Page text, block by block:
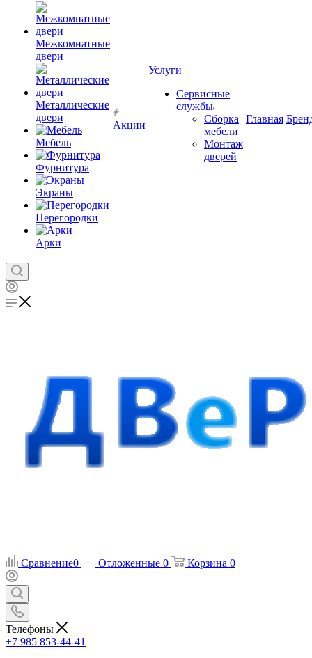
Межкомнатные
двери
Металлические
двери
Мебель
Фурнитура
Экраны
Перегородки
Арки
Акции
Услуги
Сервисные
службы
Сборка
мебели
Монтаж
дверей
Главная
Сравнение0 Отложенные 0 Корзина 0
Телефоны
+7 985 853-44-41